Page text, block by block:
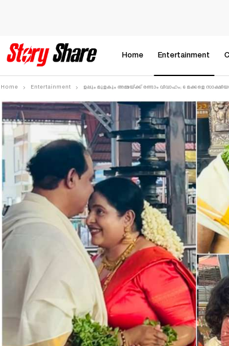
Home Entertainment
Home Entertainment ഉപ്പും മുളകും അമ്മയ്ക്ക് രണ്ടാം വിവാഹം; 6 മക്കളെ